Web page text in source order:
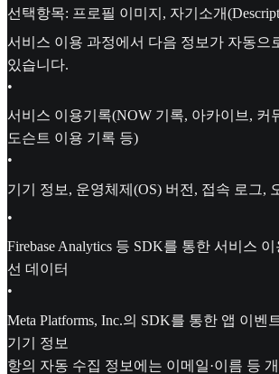
선택항목: 프로필 이미지, 자기소개
서비스 이용 과정에서 다음 정보가 자동으
있습니다.
•
서비스 이용기록(NOW 기록, 아카이브, 커
도슨트 이용 기록 등)
•
기기 정보, 운영체제(OS) 버전, 접속 로그,
•
Firebase Analytics 등 SDK를 통한 서비스
선 데이터
•
Meta Platforms, Inc.의 SDK를 통한 앱 이벤
기기 정보
항의 자동 수집 정보에는 이메일·이름 등